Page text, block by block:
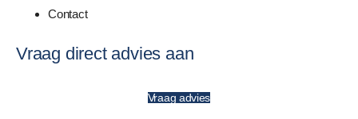
Contact
Vraag direct advies aan
Vraag advies